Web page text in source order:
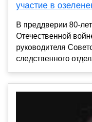
участие в
В преддверии 80-
Отечественной
руководителя
следственного